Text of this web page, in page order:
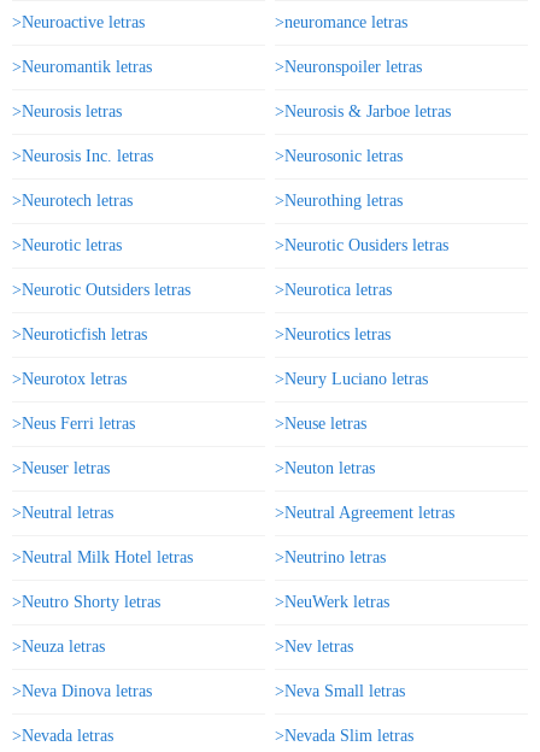
>Neuroactive letras >neuromance letras
>Neuromantik letras >Neuronspoiler letras
>Neurosis letras >Neurosis & Jarboe letras
>Neurosis Inc. letras >Neurosonic letras
>Neurotech letras >Neurothing letras
>Neurotic letras >Neurotic Ousiders letras
>Neurotic Outsiders letras >Neurotica letras
>Neuroticfish letras >Neurotics letras
>Neurotox letras >Neury Luciano letras
>Neus Ferri letras >Neuse letras
>Neuser letras >Neuton letras
>Neutral letras >Neutral Agreement letras
>Neutral Milk Hotel letras >Neutrino letras
>Neutro Shorty letras >NeuWerk letras
>Neuza letras >Nev letras
>Neva Dinova letras >Neva Small letras
>Nevada letras >Nevada Slim letras